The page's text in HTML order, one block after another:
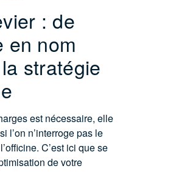
: de
en nom
stratégie
est nécessaire, elle
l’on n’interroge pas le
C’est ici que se
de votre